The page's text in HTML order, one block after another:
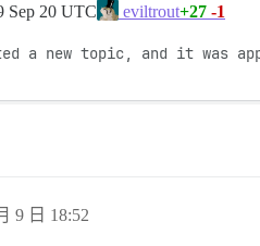
Sep 20 UTC eviltrout+27 -1
a new topic, and it was
9 日 18:52